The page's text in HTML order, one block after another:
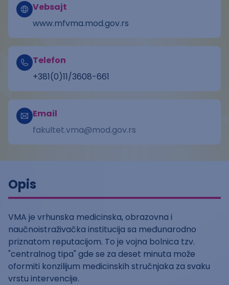
Vebsajt
www.mfvma.mod.gov.rs
Telefon
+381(0)11/3608-661
Email
fakultet.vma@mod.gov.rs
Opis
VMA je vrhunska medicinska, obrazovna i
naučnoistraživačka institucija sa međunarodno
priznatom reputacijom. To je vojna bolnica tzv.
"centralnog tipa" gde se za deset minuta može
oformiti konzilijum medicinskih stručnjaka za svaku
vrstu intervencije.